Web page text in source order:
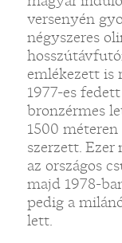
versenyén
négyszeres
emlékezett is
1977-es
bronzérmes
1500
szerzett.
az országos
majd 1978-
pedig a
lett.